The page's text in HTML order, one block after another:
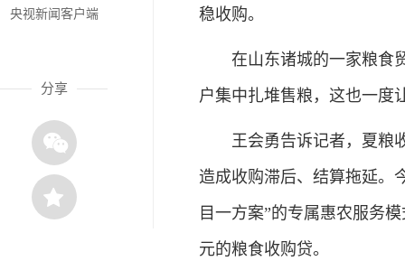
央视新闻客户端
分享
稳收购。
在山东诸城的一家粮食贸
户集中扎堆售粮，这也一度
王会勇告诉记者，夏粮收
造成收购滞后、结算拖延。
目一方案”的专属惠农服务
元的粮食收购贷。